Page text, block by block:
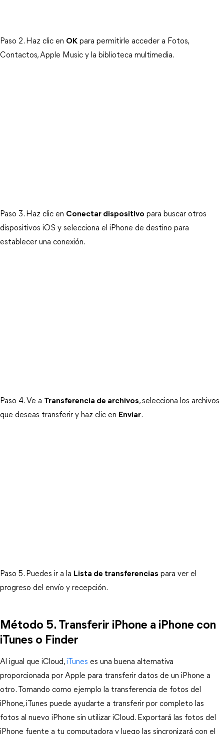
Paso 2. Haz clic en OK para permitirle acceder a Fotos,
Contactos, Apple Music y la biblioteca multimedia.
Paso 3. Haz clic en Conectar dispositivo para buscar otros
dispositivos iOS y selecciona el iPhone de destino para
establecer una conexión.
Paso 4. Ve a Transferencia de archivos, selecciona los archivos
que deseas transferir y haz clic en Enviar.
Paso 5. Puedes ir a la Lista de transferencias para ver el
progreso del envío y recepción.
Método 5. Transferir iPhone a iPhone con
iTunes o Finder
Al igual que iCloud,iTunes es una buena alternativa
proporcionada por Apple para transferir datos de un iPhone a
otro. Tomando como ejemplo la transferencia de fotos del
iPhone, iTunes puede ayudarte a transferir por completo las
fotos al nuevo iPhone sin utilizar iCloud. Exportará las fotos del
iPhone fuente a tu computadora y luego las sincronizará con el